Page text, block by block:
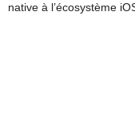
native à l’écosystème